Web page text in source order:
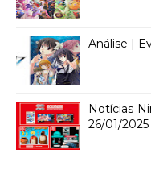
Análise |
Notícias
26/01/2025